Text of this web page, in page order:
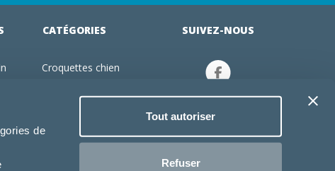
de
Tout autoriser
Refuser
CATÉGORIES
Croquettes chien
Jouets chien
Produits vétérinaire chien
SUIVEZ-NOUS